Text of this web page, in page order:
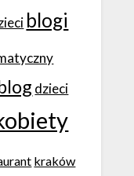
blogi
dzieci
kraków